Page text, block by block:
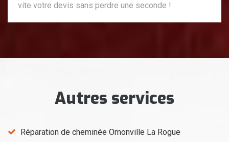
vite votre devis sans perdre une seconde !
Autres services
Réparation de cheminée Omonville La Rogue